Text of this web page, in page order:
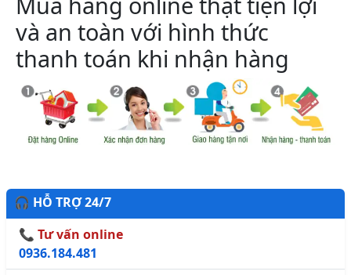
và an toàn với hình thức
thanh toán khi nhận hàng
🎧 HỖ TRỢ 24/7
📞 Tư vấn online
0936.184.481